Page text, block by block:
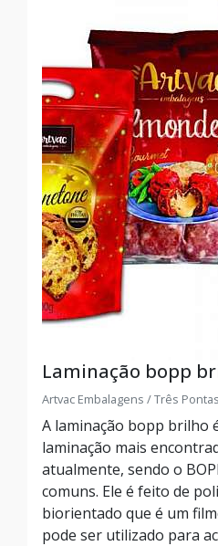
Laminação bopp
Artvac Embalagens / Três
A laminação bopp brilho
laminação mais
atualmente, sendo o
comuns. Ele é feito de
biorientado que é um
pode ser utilizado para